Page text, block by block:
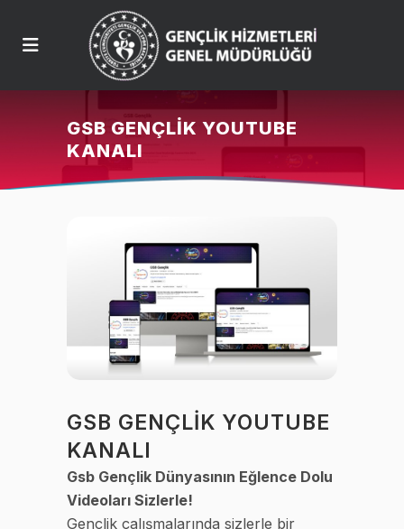
GSB GENÇLIK YOUTUBE
KANALI
GSB GENÇLİK YOUTUBE
KANALI
Gsb Gençlik Dünyasının Eğlence Dolu
Videoları Sizlerle!
Gençlik çalışmalarında sizlerle bir